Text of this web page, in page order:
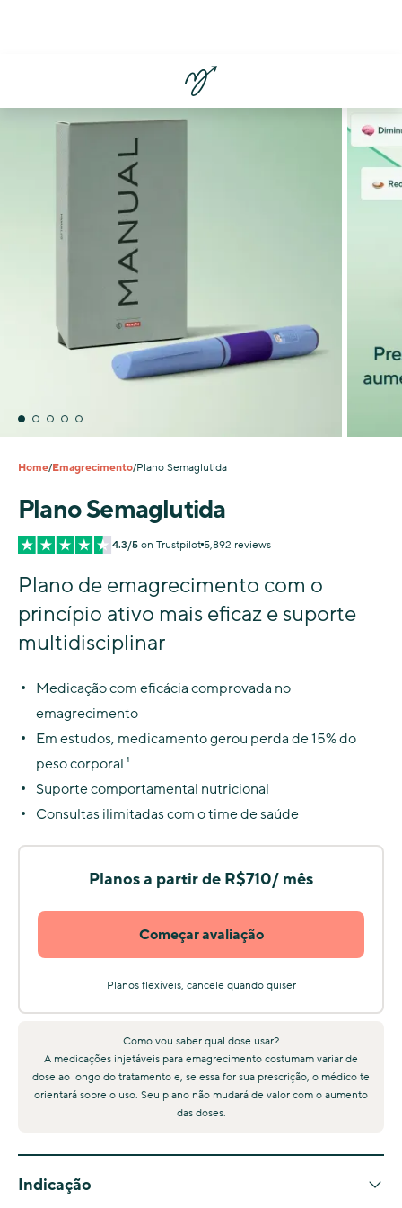
Home/Emagrecimento/Plano Semaglutida
Plano Semaglutida
4.3/5on Trustpilot 5,892 reviews
Plano de emagrecimento com o
princípio ativo mais eficaz e suporte
multidisciplinar
Medicação com eficácia comprovada no
emagrecimento
Em estudos, medicamento gerou perda de 15% do
peso corporal ¹
Suporte comportamental nutricional
Consultas ilimitadas com o time de saúde
Planos a partir de R$710/ mês
Começar avaliação
Planos flexíveis, cancele quando quiser
Como vou saber qual dose usar?
A medicações injetáveis para emagrecimento costumam variar de
dose ao longo do tratamento e, se essa for sua prescrição, o médico te
orientará sobre o uso. Seu plano não mudará de valor com o aumento
das doses.
Indicação